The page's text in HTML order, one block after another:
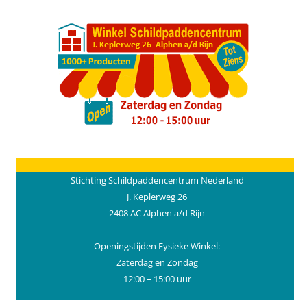
Stichting Schildpaddencentrum Nederland
J. Keplerweg 26
2408 AC Alphen a/d Rijn
Openingstijden Fysieke Winkel:
Zaterdag en Zondag
12:00 – 15:00 uur